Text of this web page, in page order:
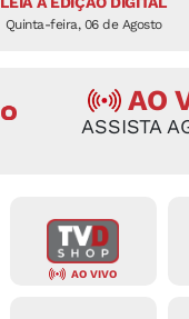
Quinta-feira, 06 de Agosto
AO
ASSISTA
AO VIVO